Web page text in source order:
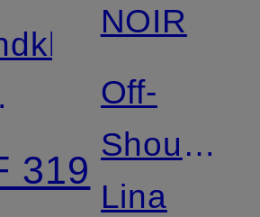
319
NOIR
Off-
Shoulder-
Kleid
Lina